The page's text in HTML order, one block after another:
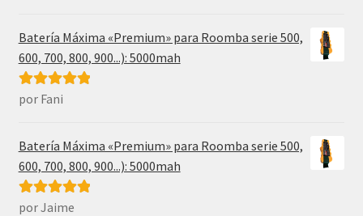
Batería Máxima «Premium» para Roomba serie 500,
600, 700, 800, 900...): 5000mah
Valorado con
por Fani
Batería Máxima «Premium» para Roomba serie 500,
600, 700, 800, 900...): 5000mah
Valorado con
por Jaime